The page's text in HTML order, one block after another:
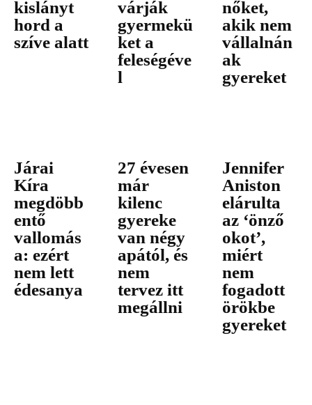
kislányt
hord a
szíve alatt
várják
gyermekü
ket a
feleségéve
l
nőket,
akik nem
vállalnán
ak
gyereket
Járai
Kíra
megdöbb
entő
vallomás
a: ezért
nem lett
édesanya
27 évesen
már
kilenc
gyereke
van négy
apától, és
nem
tervez itt
megállni
Jennifer
Aniston
elárulta
az ‘önző
okot’,
miért
nem
fogadott
örökbe
gyereket